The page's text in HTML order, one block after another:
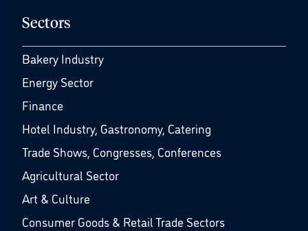
Sectors
Bakery Industry
Energy Sector
Finance
Hotel Industry, Gastronomy, Catering
Trade Shows, Congresses, Conferences
Agricultural Sector
Art & Culture
Consumer Goods & Retail Trade Sectors